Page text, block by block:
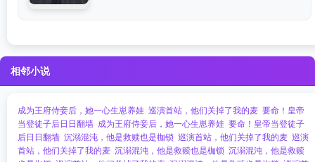
相邻小说
成为王府侍妾后，她一心生崽养娃 巡演首站，他们关掉了我的麦 要命！皇帝
当登徒子后日日翻墙 成为王府侍妾后，她一心生崽养娃 要命！皇帝当登徒子
后日日翻墙 沉溺混沌，他是救赎也是枷锁 巡演首站，他们关掉了我的麦 巡演
首站，他们关掉了我的麦 沉溺混沌，他是救赎也是枷锁 沉溺混沌，他是救赎